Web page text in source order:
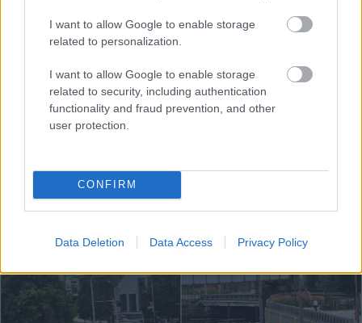
I want to allow Google to enable storage
related to personalization.
I want to allow Google to enable storage
related to security, including authentication
functionality and fraud prevention, and other
user protection.
CONFIRM
Data Deletion Data Access Privacy Policy
augšpēdus, ar tevi
pagaidām viss ir
kārtībā
ir Latvija?